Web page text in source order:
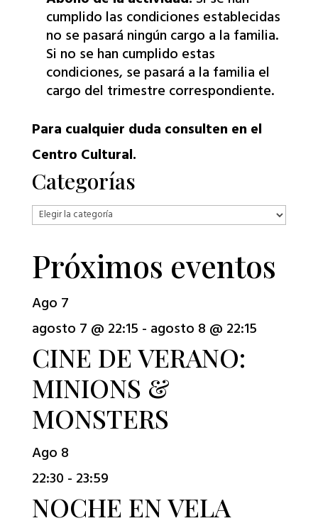
cumplido las condiciones establecidas
no se pasará ningún cargo a la familia.
Si no se han cumplido estas
condiciones, se pasará a la familia el
cargo del trimestre correspondiente.
Para cualquier duda consulten en el
Centro Cultural.
Categorías
Categorías
Próximos eventos
Ago 7
agosto 7 @ 22:15 - agosto 8 @ 22:15
CINE DE VERANO:
MINIONS &
MONSTERS
Ago 8
22:30 - 23:59
NOCHE EN VELA